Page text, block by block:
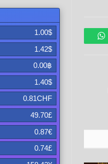
واتساب